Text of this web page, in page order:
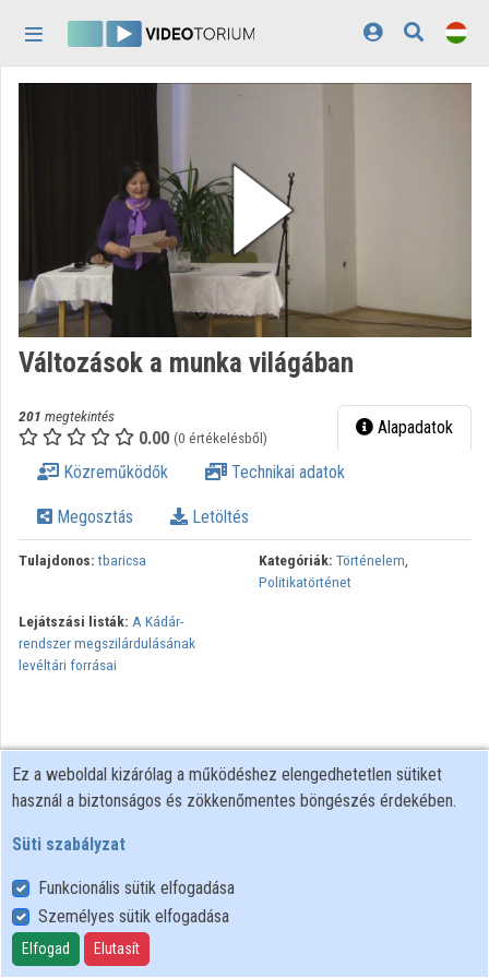
Kategóriák
Lejátszási listák
Intézmények
Közreműködők
Megjelenés:
Változások a munka világában
201 megtekintés
0.00 (0 értékelésből) Alapadatok
Közreműködők Technikai adatok
Megosztás Letöltés
Tulajdonos: tbaricsa Kategóriák: Történelem,
Politikatörténet
Lejátszási listák: A Kádár-
rendszer megszilárdulásának
levéltári forrásai
Felhasználói szabályzat
Adatkezelési tájékoztató
Süti szabályzat
Ez a weboldal kizárólag a működéshez elengedhetetlen sütiket
használ a biztonságos és zökkenőmentes böngészés érdekében.
Süti szabályzat
Funkcionális sütik elfogadása
Személyes sütik elfogadása
Elfogad Elutasít